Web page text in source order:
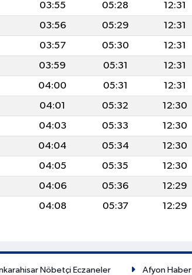
03:55 05:28 12:31
03:56 05:29 12:31
03:57 05:30 12:31
03:59 05:31 12:31
04:00 05:31 12:31
04:01 05:32 12:30
04:03 05:33 12:30
04:04 05:34 12:30
04:05 05:35 12:30
04:06 05:36 12:29
04:08 05:37 12:29
Nöbetçi Eczaneler
Afyon Haber